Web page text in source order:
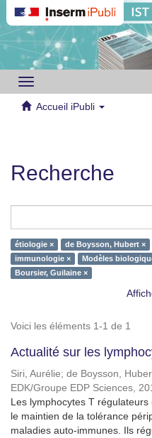
Toggle
navigation
Accueil iPubli
Recherche
étiologie × de Boysson, Hubert ×
immunologie ×
Modèles
Boursier, Guilaine ×
Voici les éléments 1-1 de 1
Actualité sur les
Siri, Aurélie; de Boysson,
EDK/Groupe EDP Sciences,
Les lymphocytes T
le maintien de la tolérance
maladies auto-immunes. Ils